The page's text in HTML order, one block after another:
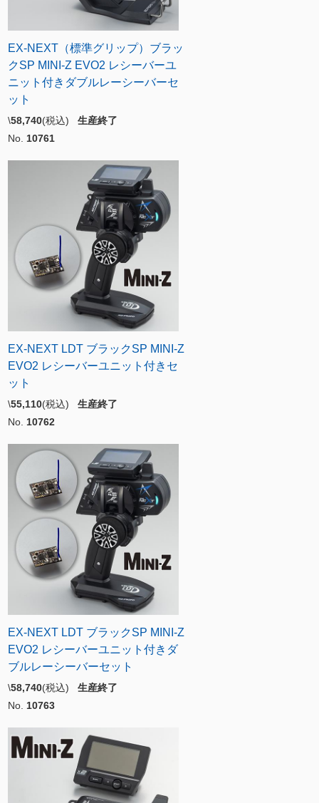
EX-NEXT（標準グリップ）ブラッ
クSP MINI-Z EVO2 レシーバーユ
ニット付きダブルレーシーバーセ
ット
\58,740(税込) 生産終了
No. 10761
EX-NEXT LDT ブラックSP MINI-Z
EVO2 レシーバーユニット付きセ
ット
\55,110(税込) 生産終了
No. 10762
EX-NEXT LDT ブラックSP MINI-Z
EVO2 レシーバーユニット付きダ
ブルレーシーバーセット
\58,740(税込) 生産終了
No. 10763